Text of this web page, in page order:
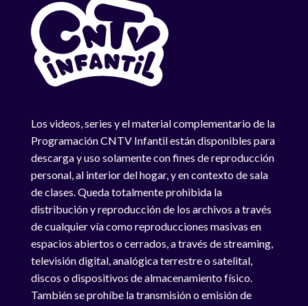
Los videos, series y el material complementario de la
Programación CNTV Infantil están disponibles para
descarga y uso solamente con fines de reproducción
personal, al interior del hogar, y en contexto de sala
de clases. Queda totalmente prohibida la
distribución y reproducción de los archivos a través
de cualquier vía como reproducciones masivas en
espacios abiertos o cerrados, a través de streaming,
televisión digital, analógica terrestre o satelital,
discos o dispositivos de almacenamiento físico.
También se prohíbe la transmisión o emisión de